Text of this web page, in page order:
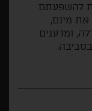
להשפעתם
את מינם,
ומדענים